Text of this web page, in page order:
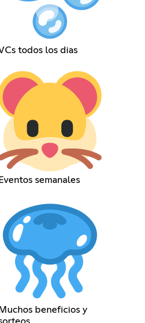
todos los dias
Eventos semanales
Muchos beneficios y